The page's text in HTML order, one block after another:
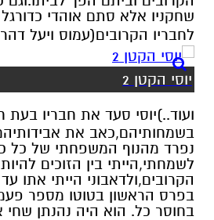
שחקניו אלא סתם אוהדי
לחבריו הקרובים(עמוס ויעל
יוסי הקטן 2
ועוד..)יוסי סעד את חבריו בעת
בשמחותיהם,כאב את
נפרד מהנוף המשפחתי של כל
לשמחתי,הייתי בין הזוכים
הקרובים,ולדאבוני הייתי אתו עד
בפרס הראשון בטוטו מספר
בחוסר כל. הוא היה נהנתן